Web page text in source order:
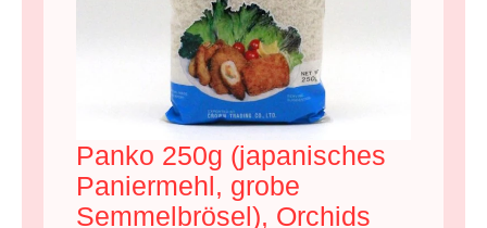
Panko 250g (japanisches
Paniermehl, grobe
Semmelbrösel), Orchids